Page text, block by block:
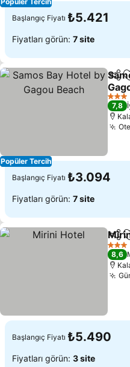
Başlangıç Fiyatı ₺5.421
Fiyatları görün: 7 site
Popüler Tercih
3 Yıldız
7,8
Başlangıç Fiyatı ₺3.094
Fiyatları görün: 7 site
3 Yıldız
8,6
Başlangıç Fiyatı ₺5.490
Fiyatları görün: 3 site